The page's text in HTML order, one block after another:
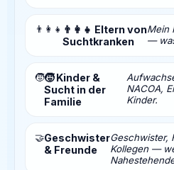
👨‍👩‍👧 👨‍👩‍👧 Eltern von
Suchtkranken
Mein
—
🧒🧒 Kinder &
Sucht in der
Familie
NACOA,
Kinder.
🤝Geschwister
& Freunde
Geschwister,
Kollegen —